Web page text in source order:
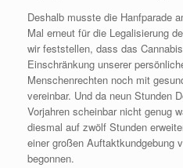
Deshalb musste die Hanfparade
Mal erneut für die Legalisierung
wir feststellen, dass das
Einschränkung unserer
Menschenrechten noch mit
vereinbar. Und da neun Stunden
Vorjahren scheinbar nicht genug
diesmal auf zwölf Stunden
einer großen Auftaktkundgebung
begonnen.